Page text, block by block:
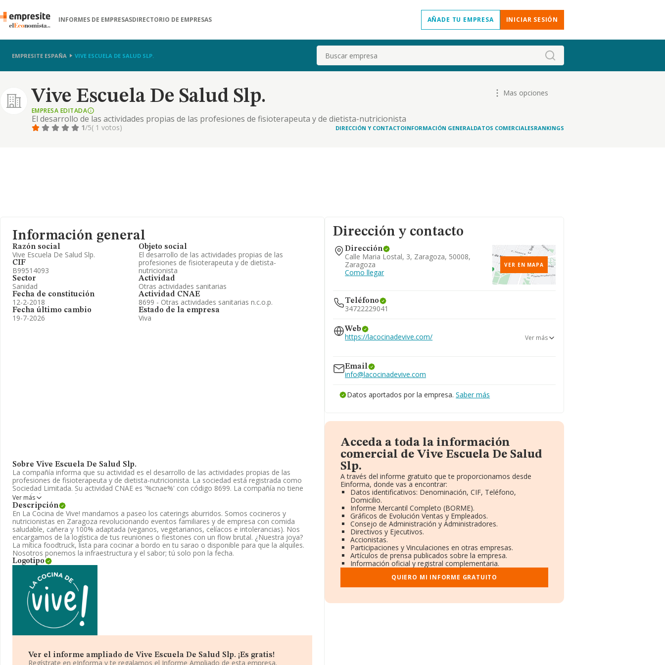
INFORMES DE EMPRESASDIRECTORIO DE EMPRESAS AÑADE TU EMPRESA INICIAR SESIÓN
EMPRESITE ESPAÑA VIVE ESCUELA DE SALUD SLP. Buscar
Vive Escuela De Salud Slp.
EMPRESA EDITADA
El desarrollo de las actividades propias de las profesiones de fisioterapeuta y de dietista-nutricionista
Mas opciones
1/5( 1 votos) DIRECCIÓN Y CONTACTOINFORMACIÓN GENERALDATOS COMERCIALESRANKINGS
Información general
Razón social
Vive Escuela De Salud Slp.
CIF
B99514093
Sector
Sanidad
Fecha de constitución
12-2-2018
Fecha último cambio
19-7-2026
Objeto social
El desarrollo de las actividades propias de las
profesiones de fisioterapeuta y de dietista-
nutricionista
Actividad
Otras actividades sanitarias
Actividad CNAE
8699 - Otras actividades sanitarias n.c.o.p.
Estado de la empresa
Viva
Sobre Vive Escuela De Salud Slp.
La compañía informa que su actividad es el desarrollo de las actividades propias de las
profesiones de fisioterapeuta y de dietista-nutricionista. La sociedad está registrada como
Sociedad Limitada. Su actividad CNAE es '%cnae%' con código 8699. La compañía no tiene
actividad en mercados exteriores.
Ha tenido el mismo número de empleados y según los datos a disposición de INFORMA, ha
tenido un número de empleados por debajo de la media de sector.
Dentro del ranking de empresas elaborado por INFORMA, atendiendo a los niveles de
facturación de la empresa, se destaca que: frente al año 2024, la compañía se ha
posicionado 181 puestos por debajo en el ranking sectorial, pasando del 1.051 al 1.232. En el
ranking del sector, delante de la empresa están compañías como, por ejemplo:
España S.LyCardiovalencia Sociedad Limitada Profesional
la compañía, están empresas como:
Psicologia S.L
. En el ranking nacional, ha retrocedido 30.161 puestos, pasando de la
posición 302.132 a 332.293. En 2025, destacan
Dehesa de Enmedio Sociedad de Responsabilidad Limitada
antes de la compañía; adelanta empresas como
Sierras Montañes S.A
pasando del 6.938 al 7.466 puesto.
La dirección de correo esinfo@lacocinadevive.com. La web eswww.lacocinadevive.com.
La empresa española Vive Escuela de Salud SLP, con CIF B99514093, se encuentra en
Calle María Lostal núm. 3 Plt Bj, Loc Dr, (50008), en el municipio de Zaragoza, Aragón.
Ver más
Descripción
En La Cocina de Vive! mandamos a paseo los caterings aburridos. Somos cocineros y
nutricionistas en Zaragoza revolucionando eventos familiares y de empresa con comida
saludable, cañera y 100% adaptada (veganos, vegetarianos, celíacos e intolerancias). Nos
encargamos de la logística de tus reuniones o fiestones con un flow brutal. ¿Nuestra joya?
La mítica foodtruck, lista para cocinar a bordo en tu sarao o disponible para que la alquiles.
Nosotros ponemos la infraestructura y el sabor; tú solo pon la fecha.
Logotipo
Ver el informe ampliado de Vive Escuela De Salud Slp. ¡Es gratis!
Regístrate en eInforma y te regalamos el Informe Ampliado de esta empresa.
Dirección y contacto
Dirección
Calle Maria Lostal, 3, Zaragoza, 50008,
Zaragoza
Como llegar
VER EN MAPA
Teléfono
34722229041
Web
https://lacocinadevive.com/ Ver más
Email
info@lacocinadevive.com
Datos aportados por la empresa.Saber más
Acceda a toda la información
comercial de Vive Escuela De Salud
Slp.
A través del informe gratuito que te proporcionamos desde
Einforma, donde vas a encontrar:
Datos identificativos: Denominación, CIF, Teléfono,
Domicilio.
Informe Mercantil Completo (BORME).
Gráficos de Evolución Ventas y Empleados.
Consejo de Administración y Administradores.
Directivos y Ejecutivos.
Accionistas.
Participaciones y Vinculaciones en otras empresas.
Artículos de prensa publicados sobre la empresa.
Información oficial y registral complementaria.
QUIERO MI INFORME GRATUITO